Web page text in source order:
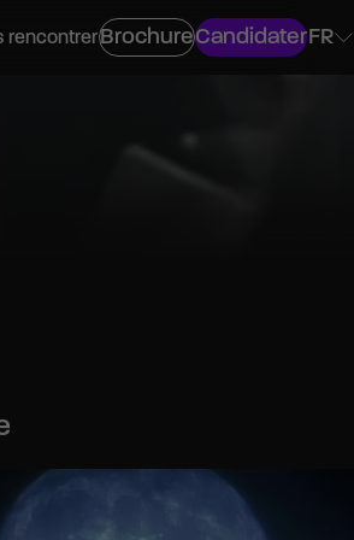
rencontrerBrochureCandidaterFR